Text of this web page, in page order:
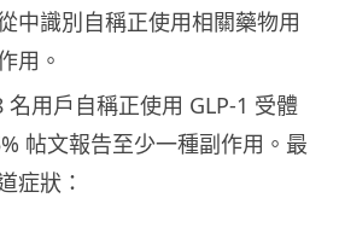
中識別自稱正使用相關藥物用
用。
用戶自稱正使用 GLP-1 受體
帖文報告至少一種副作用。最
症狀：